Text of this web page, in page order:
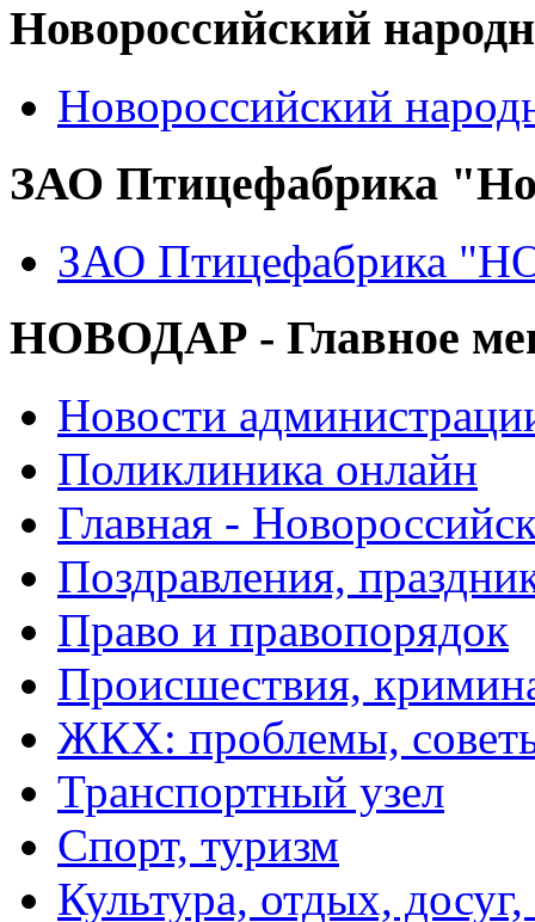
Новороссийский
Новороссийский
ЗАО Птицефабрика
ЗАО Птицефабрика
НОВОДАР - Главное
Новости
Поликлиника онлайн
Главная -
Поздравления,
Право и правопорядок
Происшествия,
ЖКХ: проблемы,
Транспортный узел
Спорт, туризм
Культура, отдых,